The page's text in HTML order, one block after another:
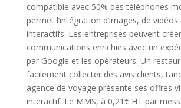
compatible avec 50% des téléphones
permet l’intégration d’images, de
interactifs. Les entreprises peuvent
communications enrichies avec un
par Google et les opérateurs. Un
facilement collecter des avis clients,
agence de voyage présente ses offres
interactif. Le MMS, à 0,21€ HT par